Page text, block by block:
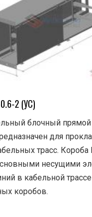
2 (УС)
блочный
для
трасс.
несущими
в кабельной
коробов.